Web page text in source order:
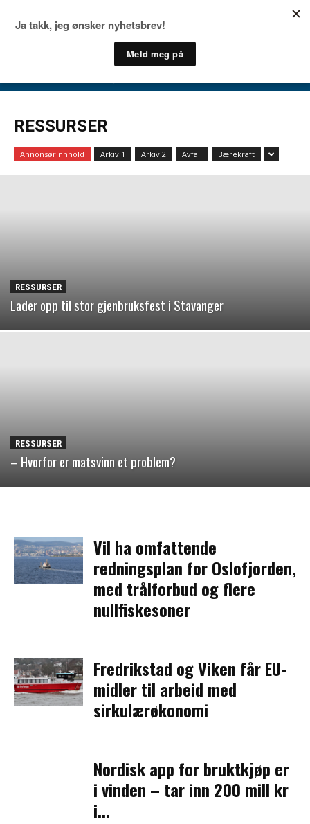
RESSURSER
Annonsørinnhold Arkiv 1 Arkiv 2 Avfall Bærekraft
RESSURSER
Lader opp til stor gjenbruksfest i Stavanger
RESSURSER
– Hvorfor er matsvinn et problem?
Vil ha omfattende
redningsplan for Oslofjorden,
med trålforbud og flere
nullfiskesoner
Fredrikstad og Viken får EU-
midler til arbeid med
sirkulærøkonomi
Nordisk app for bruktkjøp er
i vinden – tar inn 200 mill kr
i...